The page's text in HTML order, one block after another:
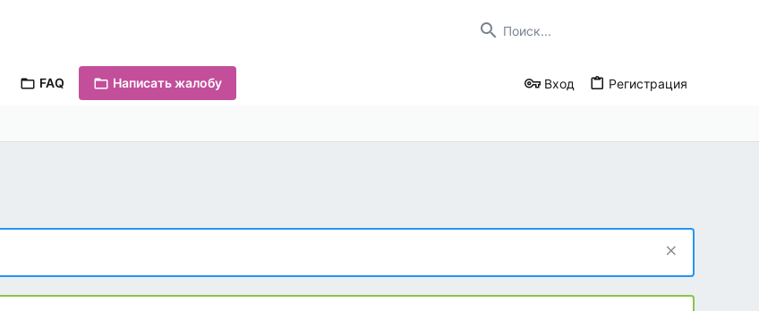
FAQ Написать жалобу Вход Регистрация